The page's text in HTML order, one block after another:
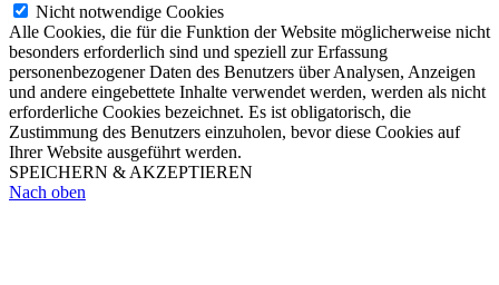
Nicht notwendige Cookies
Alle Cookies, die für die Funktion der Website möglicherweise nicht
besonders erforderlich sind und speziell zur Erfassung
personenbezogener Daten des Benutzers über Analysen, Anzeigen
und andere eingebettete Inhalte verwendet werden, werden als nicht
erforderliche Cookies bezeichnet. Es ist obligatorisch, die
Zustimmung des Benutzers einzuholen, bevor diese Cookies auf
Ihrer Website ausgeführt werden.
SPEICHERN & AKZEPTIEREN
Nach oben